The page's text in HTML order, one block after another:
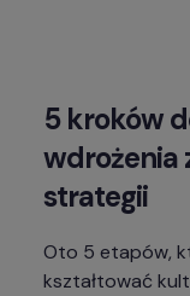
5 kroków
wdrożenia
strategii
Oto 5 etapów,
kształtować